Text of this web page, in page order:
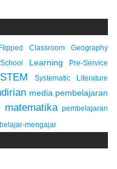
Classroom
Geography
Learning
Pre-Service
STEM
Systematic Literature
media pembelajaran
matematika pembelajaran
mengajar